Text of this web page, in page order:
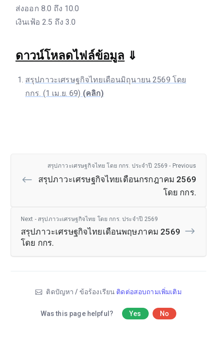
ส่งออก 8.0 ถึง 10.0
เงินเฟ้อ 2.5 ถึง 3.0
ดาวน์โหลดไฟล์ข้อมูล ⇓
สรุปภาวะเศรษฐกิจไทยเดือนมิถุนายน 2569 โดย
กกร. (1 เม.ย. 69) (คลิก)
สรุปภาวะเศรษฐกิจไทย โดย กกร. ประจำปี 2569 - Previous
สรุปภาวะเศรษฐกิจไทยเดือนกรกฎาคม 2569
โดย กกร.
Next - สรุปภาวะเศรษฐกิจไทย โดย กกร. ประจำปี 2569
สรุปภาวะเศรษฐกิจไทยเดือนพฤษภาคม 2569
โดย กกร.
ติดปัญหา / ข้อร้องเรียน ติดต่อสอบถามเพิ่มเติม
Was this page helpful? Yes No